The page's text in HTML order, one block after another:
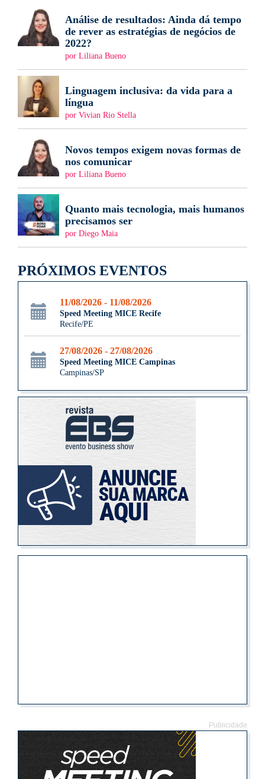
Análise de resultados: Ainda dá tempo
de rever as estratégias de negócios de
2022?
por Liliana Bueno
Linguagem inclusiva: da vida para a
língua
por Vivian Rio Stella
Novos tempos exigem novas formas de
nos comunicar
por Liliana Bueno
Quanto mais tecnologia, mais humanos
precisamos ser
por Diego Maia
PRÓXIMOS EVENTOS
11/08/2026 - 11/08/2026
Speed Meeting MICE Recife
Recife/PE
27/08/2026 - 27/08/2026
Speed Meeting MICE Campinas
Campinas/SP
Publicidade